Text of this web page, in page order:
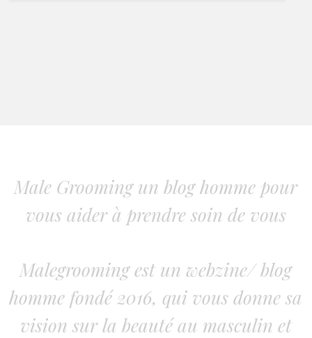
Male Grooming un blog homme pour
vous aider à prendre soin de vous
Malegrooming est un webzine/ blog
homme fondé 2016, qui vous donne sa
vision sur la beauté au masculin et